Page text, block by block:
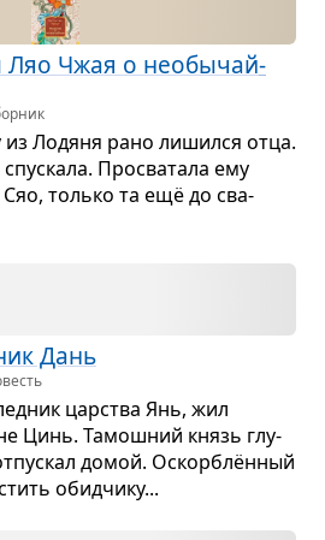
Ляо Чжая о необы­чай­
Лодяня рано лишился отца.
Про­сва­тала ему
только та ещё до сва­
Дань
цар­ства Янь, жил
Цинь. Тамош­ний князь глу­
домой. Оскорб­лён­ный
обид­чику...